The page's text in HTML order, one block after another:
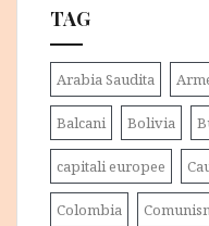
TAG
Arabia Saudita
Balcani Bolivia
capitali europee
Colombia